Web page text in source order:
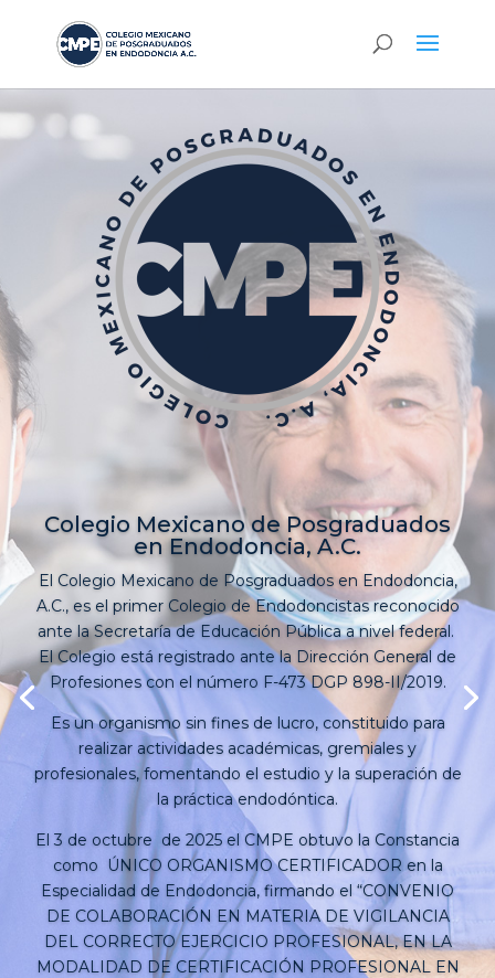
Colegio Mexicano de Posgraduados
en Endodoncia, A.C.
El Colegio Mexicano de Posgraduados en Endodoncia,
A.C., es el primer Colegio de Endodoncistas reconocido
ante la Secretaría de Educación Pública a nivel federal.
El Colegio está registrado ante la Dirección General de
Profesiones con el número F-473 DGP 898-II/2019.
Es un organismo sin fines de lucro, constituido para
realizar actividades académicas, gremiales y
profesionales, fomentando el estudio y la superación de
la práctica endodóntica.
El 3 de octubre de 2025 el CMPE obtuvo la Constancia
como ÚNICO ORGANISMO CERTIFICADOR en la
Especialidad de Endodoncia, firmando el “CONVENIO
DE COLABORACIÓN EN MATERIA DE VIGILANCIA
DEL CORRECTO EJERCICIO PROFESIONAL, EN LA
MODALIDAD DE CERTIFICACIÓN PROFESIONAL EN